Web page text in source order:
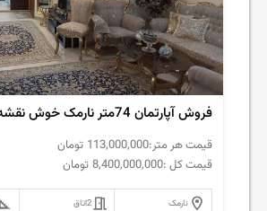
فروش آپارتمان 74متر نارمک خوش نقشه تاپ لوکیشن
قیمت هر متر:113,000,000 تومان
قیمت کل :8,400,000,000 تومان
نارمک 2اتاق